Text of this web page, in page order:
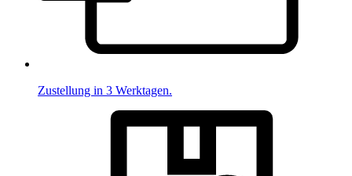
Zustellung in 3 Werktagen.